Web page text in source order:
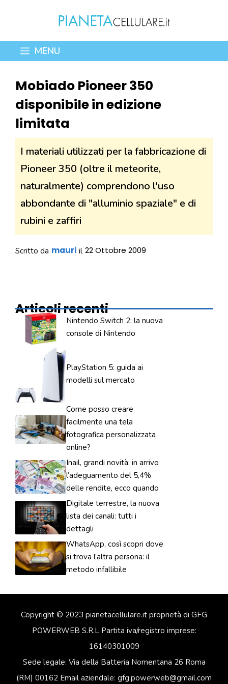
contenuto
MENU
Mobiado Pioneer 350
disponibile in edizione
limitata
I materiali utilizzati per la fabbricazione di
Pioneer 350 (oltre il meteorite,
naturalmente) comprendono l'uso
abbondante di "alluminio spaziale" e di
rubini e zaffiri
Scritto da mauri il 22 Ottobre 2009
Articoli recenti
Nintendo Switch 2: la nuova
console di Nintendo
PlayStation 5: guida ai
modelli sul mercato
Come posso creare
facilmente una tela
fotografica personalizzata
online?
Inail, grandi novità: in arrivo
l’adeguamento del 5,4%
delle rendite, ecco quando
Digitale terrestre, la nuova
lista dei canali: tutti i
dettagli
WhatsApp, così scopri dove
si trova l’altra persona: il
metodo infallibile
Copyright © 2023 pianetacellulare.it proprietà di GFG
POWERWEB S.R.L Partita iva/registro imprese:
16140301009
Sede legale: Via della Batteria Nomentana 26 Roma
(RM) 00162 Email aziendale: gfg.powerweb@gmail.com